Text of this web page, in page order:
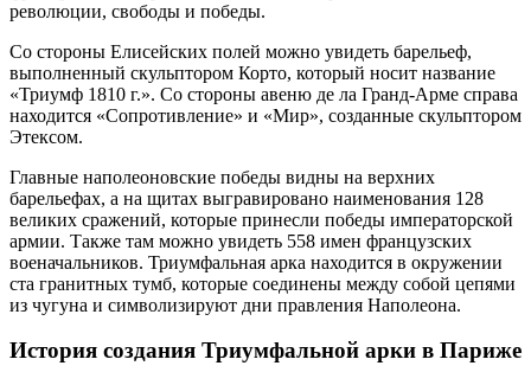
революции, свободы и победы.
Со стороны Елисейских полей можно увидеть барельеф,
выполненный скульптором Корто, который носит название
«Триумф 1810 г.». Со стороны авеню де ла Гранд-Арме справа
находится «Сопротивление» и «Мир», созданные скульптором
Этексом.
Главные наполеоновские победы видны на верхних
барельефах, а на щитах выгравировано наименования 128
великих сражений, которые принесли победы императорской
армии. Также там можно увидеть 558 имен французских
военачальников. Триумфальная арка находится в окружении
ста гранитных тумб, которые соединены между собой цепями
из чугуна и символизируют дни правления Наполеона.
История создания Триумфальной арки в Париже